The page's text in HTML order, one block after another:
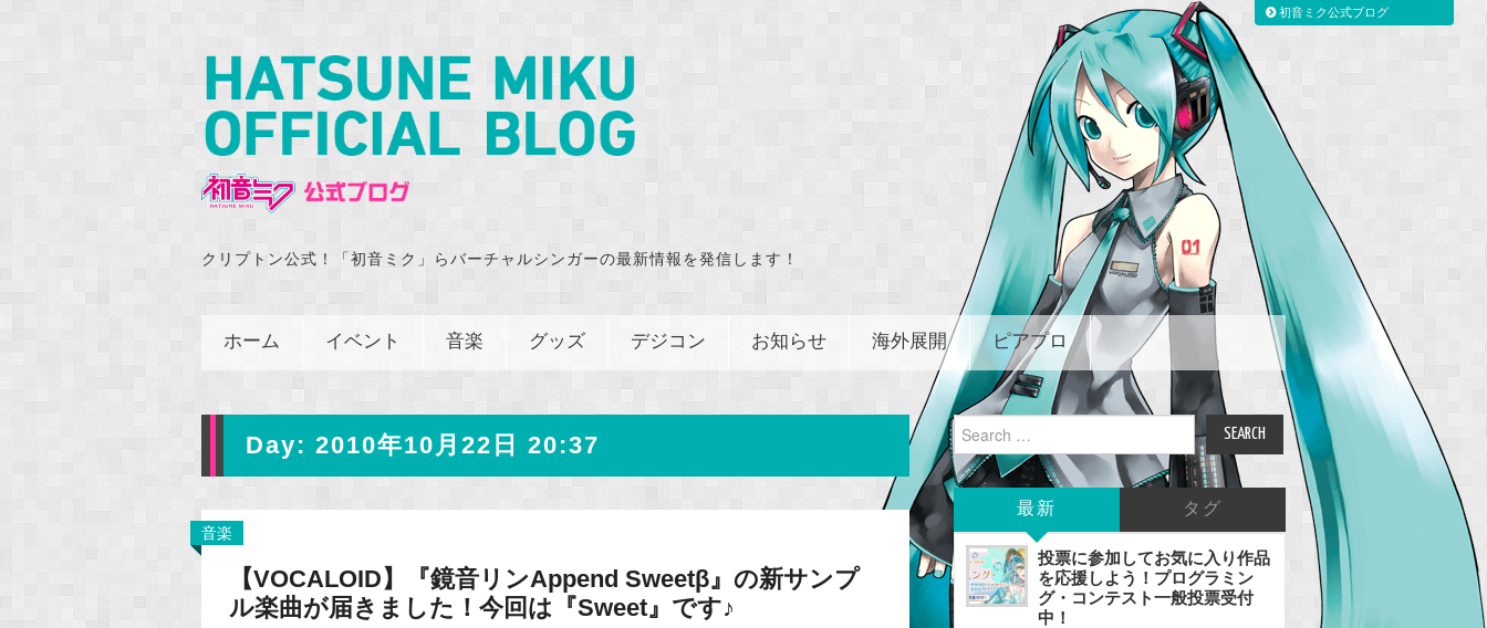
クリプトン公式！「初音ミク」らバーチャルシンガーの最新情報を発信します！
ホーム イベント 音楽 グッズ デジコン お知らせ 海外展開 ピアプロ
Day: 2010年10月22日 20:37
音楽
【VOCALOID】『鏡音リンAppend Sweetβ』の新サンプ
ル楽曲が届きました！今回は『Sweet』です♪
Search
for:
最新 タグ
投票に参加してお気に入り作品
を応援しよう！プログラミン
グ・コンテスト一般投票受付
中！
初音ミク公式ブログ